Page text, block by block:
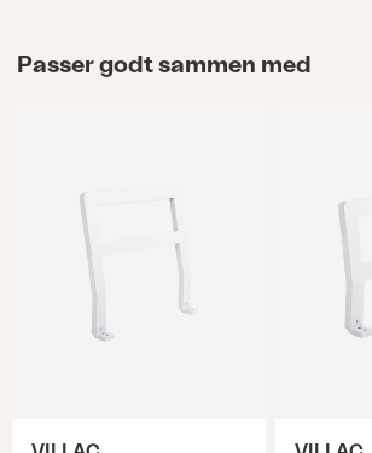
Passer godt sammen med